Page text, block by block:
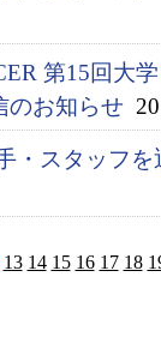
第15回大
のお知らせ
・スタッフ
13 14 15 16 17 18